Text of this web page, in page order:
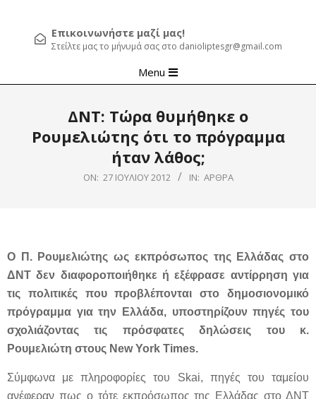
Επικοινωνήστε μαζί μας!
Στείλτε μας το μήνυμά σας στο danioliptesgr@gmail.com
Navigation
Menu
ΔΝΤ: Τώρα θυμήθηκε ο
Ρουμελιώτης ότι το πρόγραμμα
ήταν λάθος;
ON: 27 ΙΟΥΛΊΟΥ 2012 IN: ΆΡΘΡΑ
Ο Π. Ρουμελιώτης ως εκπρόσωπος της Ελλάδας στο
ΔΝΤ δεν διαφοροποιήθηκε ή εξέφρασε αντίρρηση για
τις πολιτικές που προβλέπονται στο δημοσιονομικό
πρόγραμμα για την Ελλάδα, υποστηρίζουν πηγές του
σχολιάζοντας τις πρόσφατες δηλώσεις του κ.
Ρουμελιώτη στους New York Times.
Σύμφωνα με πληροφορίες του Skai, πηγές του ταμείου
ανέφεραν πως ο τότε εκπρόσωπος της Ελλάδας στο ΔΝΤ